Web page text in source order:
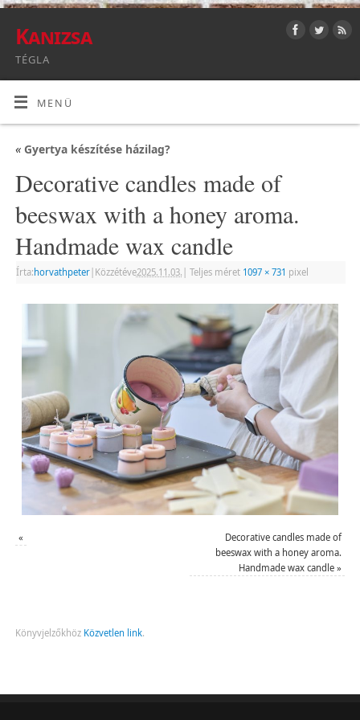
Kanizsa
TÉGLA
MENÜ
«Gyertya készítése házilag?
Decorative candles made of
beeswax with a honey aroma.
Handmade wax candle
Írta: horvathpeter| Közzétéve2025.11.03. Teljes méret 1097 × 731 pixel
«
Decorative candles made of
beeswax with a honey aroma.
Handmade wax candle »
Könyvjelzőkhöz Közvetlen link.